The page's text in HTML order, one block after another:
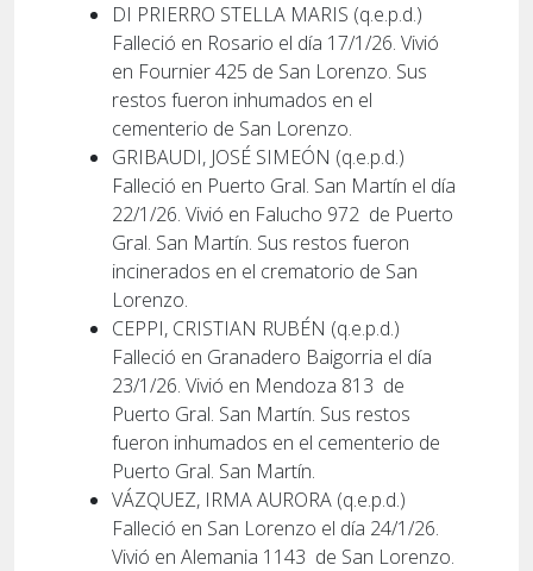
DI PRIERRO STELLA MARIS (q.e.p.d.)
Falleció en Rosario el día 17/1/26. Vivió
en Fournier 425 de San Lorenzo. Sus
restos fueron inhumados en el
cementerio de San Lorenzo.
GRIBAUDI, JOSÉ SIMEÓN (q.e.p.d.)
Falleció en Puerto Gral. San Martín el día
22/1/26. Vivió en Falucho 972 de Puerto
Gral. San Martín. Sus restos fueron
incinerados en el crematorio de San
Lorenzo.
CEPPI, CRISTIAN RUBÉN (q.e.p.d.)
Falleció en Granadero Baigorria el día
23/1/26. Vivió en Mendoza 813 de
Puerto Gral. San Martín. Sus restos
fueron inhumados en el cementerio de
Puerto Gral. San Martín.
VÁZQUEZ, IRMA AURORA (q.e.p.d.)
Falleció en San Lorenzo el día 24/1/26.
Vivió en Alemania 1143 de San Lorenzo.